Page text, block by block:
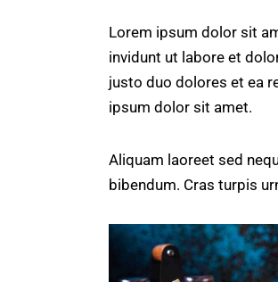
Lorem ipsum dolor sit
invidunt ut labore et
justo duo dolores et ea
ipsum dolor sit amet.
Aliquam laoreet sed
bibendum. Cras turpis